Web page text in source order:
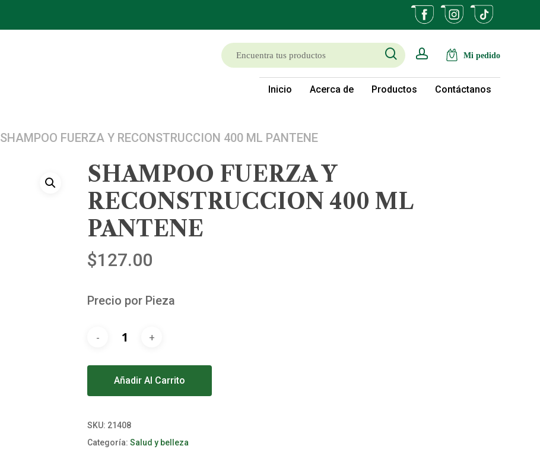
Inicio Acerca de Productos Contáctanos
searchaccount
SHAMPOO FUERZA Y RECONSTRUCCION 400 ML PANTENE
SHAMPOO FUERZA Y
RECONSTRUCCION 400 ML
PANTENE
$127.00
Precio por Pieza
Añadir Al Carrito
SKU: 21408
Categoría:Salud y belleza